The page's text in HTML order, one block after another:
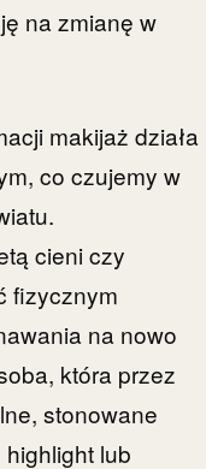
na zmianę w
makijaż działa
co czujemy w
cieni czy
fizycznym
na nowo
która przez
stonowane
lub